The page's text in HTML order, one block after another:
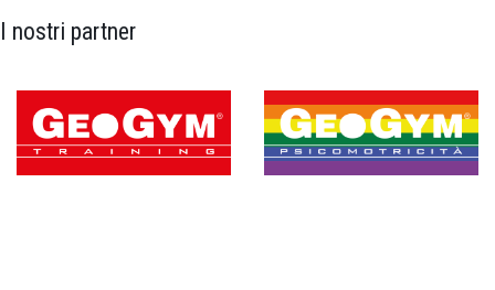
I nostri partner